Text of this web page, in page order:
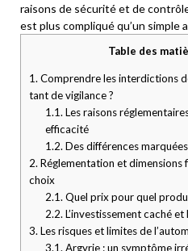
raisons de sécurité et de
est plus compliqué qu’un simple
Table des
1.Comprendre les interdictions
tant de vigilance ?
1.1.Les raisons
efficacité
1.2.Des différences
2.Réglementation et dimensions
choix
2.1.Quel prix pour quel
2.2.L’investissement caché
3.Les risques et limites de
3.1.Argyrie : un symptôme